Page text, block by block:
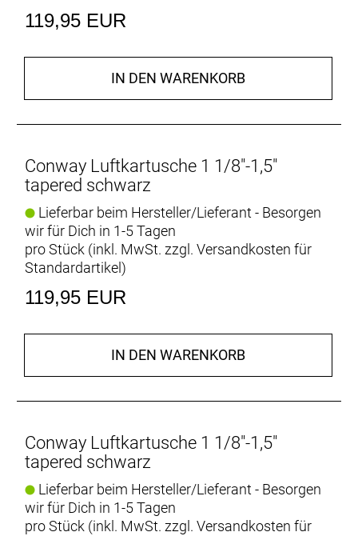
119,95 EUR
IN DEN WARENKORB
Conway Luftkartusche 1 1/8"-1,5"
tapered schwarz
Lieferbar beim Hersteller/Lieferant - Besorgen
wir für Dich in 1-5 Tagen
pro Stück (inkl. MwSt. zzgl. Versandkosten für
Standardartikel)
119,95 EUR
IN DEN WARENKORB
Conway Luftkartusche 1 1/8"-1,5"
tapered schwarz
Lieferbar beim Hersteller/Lieferant - Besorgen
wir für Dich in 1-5 Tagen
pro Stück (inkl. MwSt. zzgl. Versandkosten für